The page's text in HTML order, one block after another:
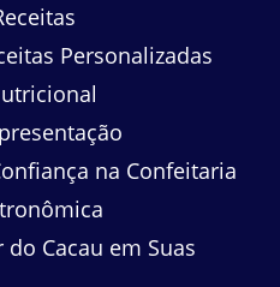
Personalizadas
na Confeitaria
Cacau em Suas